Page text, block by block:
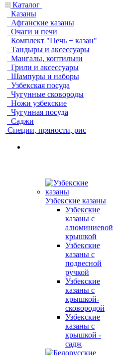
Каталог
Казаны
Афганские казаны
Очаги и печи
Комплект "Печь + казан"
Тандыры и аксессуары
Мангалы, коптильни
Грили и аксессуары
Шампуры и наборы
Узбекская посуда
Чугунные сковороды
Ножи узбекские
Чугунная посуда
Саджи
Специи, пряности, рис
Узбекские казаны
Узбекские
казаны с
алюминиевой
крышкой
Узбекские
казаны с
подвесной
ручкой
Узбекские
казаны с
крышкой-
сковородой
Узбекские
казаны с
крышкой -
садж